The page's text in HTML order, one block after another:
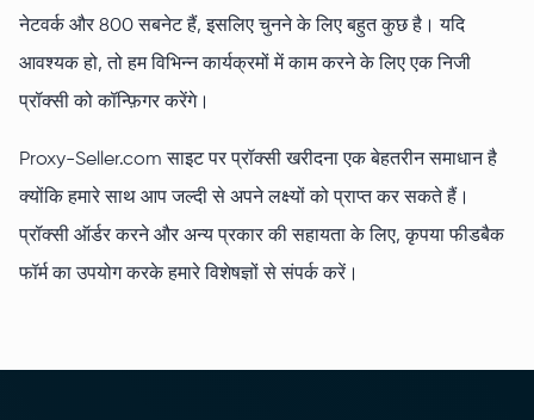
नेटवर्क और 800 सबनेट हैं, इसलिए चुनने के लिए बहुत कुछ है। यदि
आवश्यक हो, तो हम विभिन्न कार्यक्रमों में काम करने के लिए एक निजी
प्रॉक्सी को कॉन्फ़िगर करेंगे।
Proxy-Seller.com साइट पर प्रॉक्सी खरीदना एक बेहतरीन समाधान है
क्योंकि हमारे साथ आप जल्दी से अपने लक्ष्यों को प्राप्त कर सकते हैं।
प्रॉक्सी ऑर्डर करने और अन्य प्रकार की सहायता के लिए, कृपया फीडबैक
फॉर्म का उपयोग करके हमारे विशेषज्ञों से संपर्क करें।